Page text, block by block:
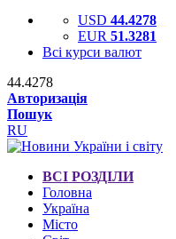
USD 44.4278
EUR 51.3281
Всі курси валют
44.4278
Авторизація
Пошук
RU
ВСІ РОЗДІЛИ
Головна
Україна
Місто